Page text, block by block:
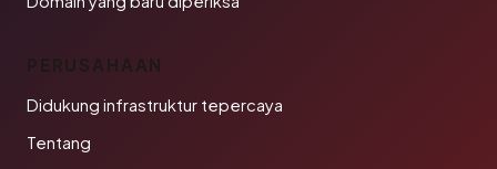
PERUSAHAAN
Didukung infrastruktur tepercaya
Tentang